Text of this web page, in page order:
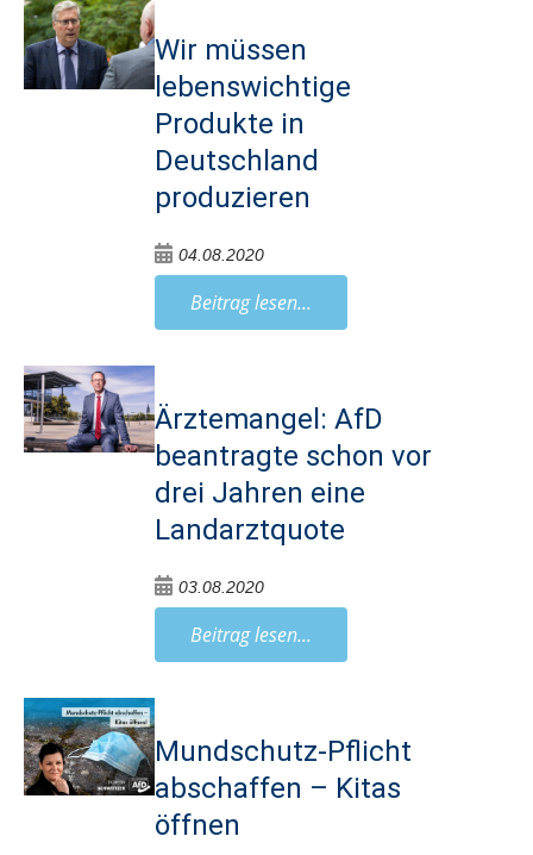
Wir müssen
lebenswichtige
Produkte in
Deutschland
produzieren
04.08.2020
Beitrag lesen...
Ärztemangel: AfD
beantragte schon vor
drei Jahren eine
Landarztquote
03.08.2020
Beitrag lesen...
Mundschutz-Pflicht
abschaffen – Kitas
öffnen